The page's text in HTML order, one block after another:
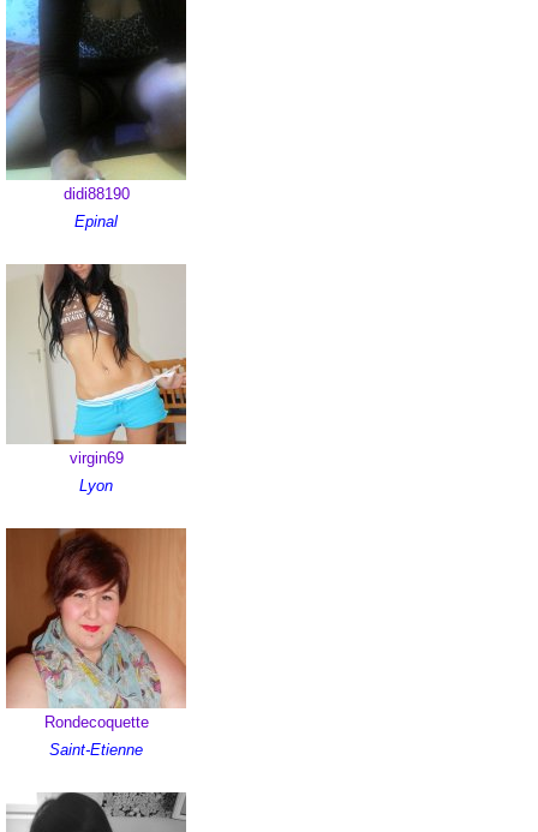
didi88190
Epinal
virgin69
Lyon
Rondecoquette
Saint-Etienne